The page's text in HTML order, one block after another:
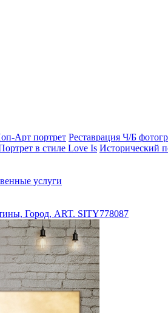
Арт портрет Реставрация Ч/Б
в стиле Love Is Исторический
услуги
Город, ART. SITY778087